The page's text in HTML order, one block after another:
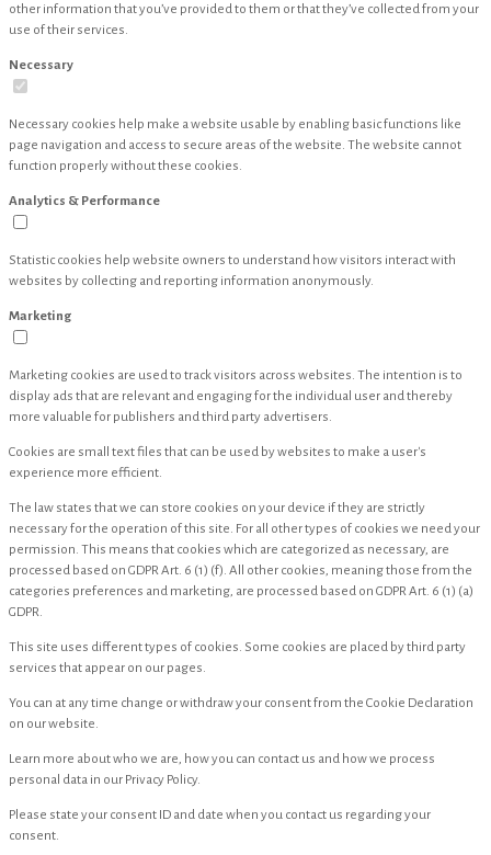
other information that you’ve provided to them or that they’ve collected from your
use of their services.
Necessary
Necessary cookies help make a website usable by enabling basic functions like
page navigation and access to secure areas of the website. The website cannot
function properly without these cookies.
Analytics & Performance
Statistic cookies help website owners to understand how visitors interact with
websites by collecting and reporting information anonymously.
Marketing
Marketing cookies are used to track visitors across websites. The intention is to
display ads that are relevant and engaging for the individual user and thereby
more valuable for publishers and third party advertisers.
Cookies are small text files that can be used by websites to make a user's
experience more efficient.
The law states that we can store cookies on your device if they are strictly
necessary for the operation of this site. For all other types of cookies we need your
permission. This means that cookies which are categorized as necessary, are
processed based on GDPR Art. 6 (1) (f). All other cookies, meaning those from the
categories preferences and marketing, are processed based on GDPR Art. 6 (1) (a)
GDPR.
This site uses different types of cookies. Some cookies are placed by third party
services that appear on our pages.
You can at any time change or withdraw your consent from the Cookie Declaration
on our website.
Learn more about who we are, how you can contact us and how we process
personal data in our Privacy Policy.
Please state your consent ID and date when you contact us regarding your
consent.